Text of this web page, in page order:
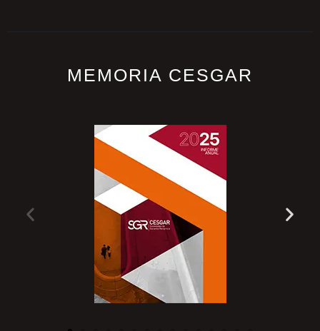
MEMORIA CESGAR